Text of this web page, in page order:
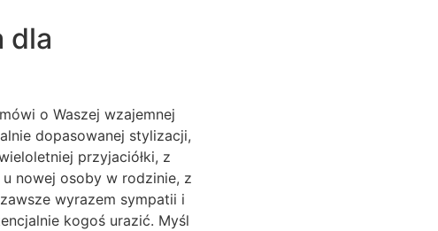
dla
o Waszej wzajemnej
dopasowanej stylizacji,
przyjaciółki, z
nowej osoby w rodzinie, z
wyrazem sympatii i
kogoś urazić. Myśl